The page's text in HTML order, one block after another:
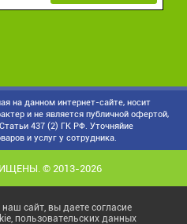
на данном интернет-сайте, носит
и не является публичной офертой,
437 (2) ГК РФ. Уточняйие
и услуг у сотрудника.
© 2013-2026
сайт, вы даете согласие
пользовательских данных